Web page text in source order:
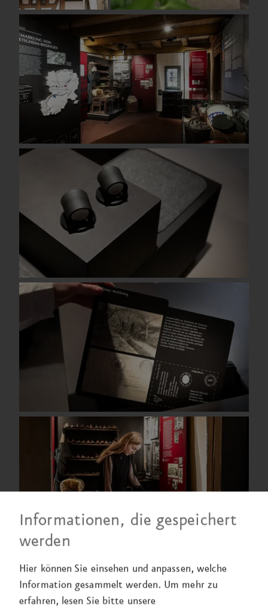
Informationen, die gespeichert
werden
Hier können Sie einsehen und anpassen, welche
Information gesammelt werden. Um mehr zu
erfahren, lesen Sie bitte unsere